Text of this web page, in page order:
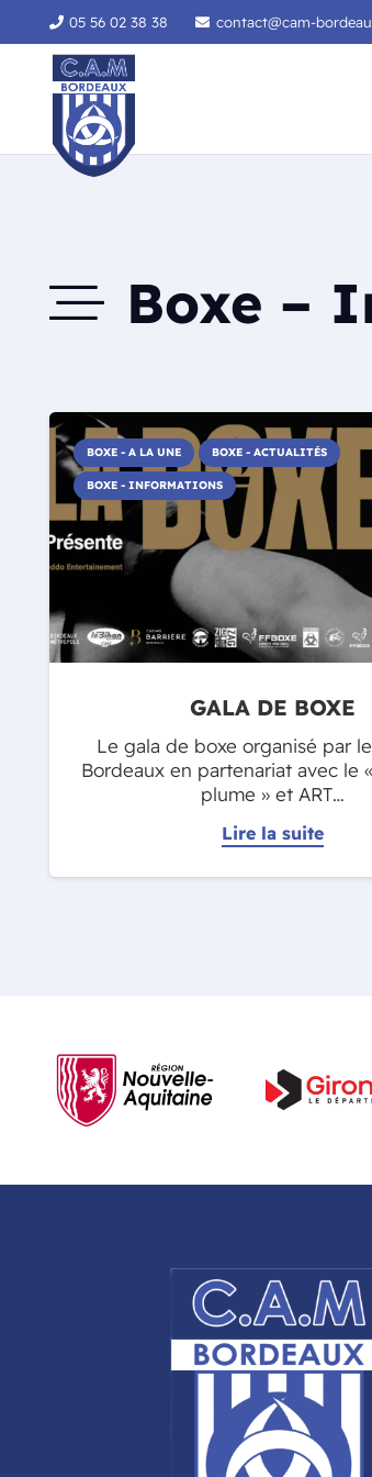
05 56 02 38 38 contact@cam-
Boxe –
BOXE - A LA UNE BOXE - ACTUALITÉS
BOXE - INFORMATIONS
GALA DE BOXE
Le gala de boxe organisé par
Bordeaux en partenariat avec le
plume » et ART…
Lire la suite